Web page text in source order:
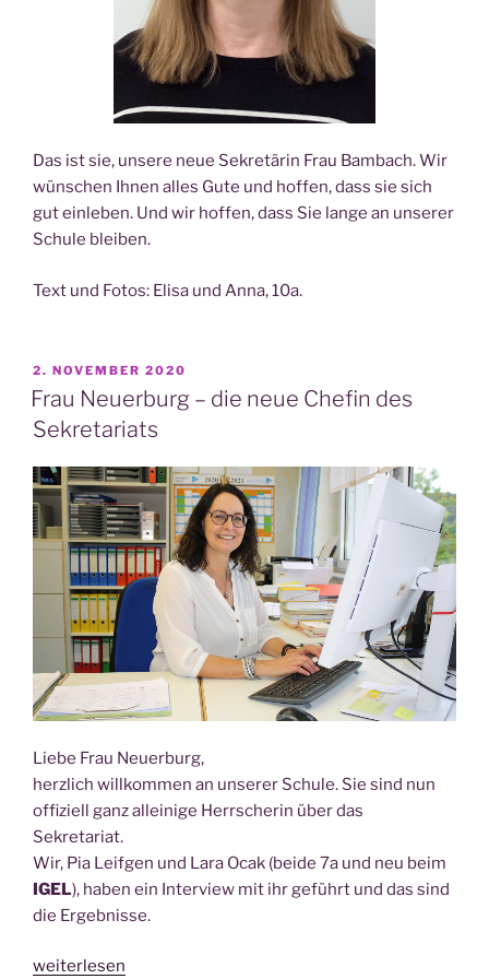
Das ist sie, unse­re neue Sekre­tä­rin Frau Bam­bach. Wir
wün­schen Ihnen alles Gute und hof­fen, dass sie sich
gut ein­le­ben. Und wir hof­fen, dass Sie lan­ge an unse­rer
Schu­le bleiben.
Text und Fotos: Eli­sa und Anna, 10a.
VERÖFFENTLICHT
AM
2. NOVEMBER 2020
Frau Neuerburg – die neue Chefin des
Sekretariats
Lie­be Frau Neuerburg,
herz­lich will­kom­men an unse­rer Schu­le. Sie sind nun
offi­zi­ell ganz allei­ni­ge Herr­sche­rin über das
Sekretariat.
Wir, Pia Leif­gen und Lara Ocak (bei­de 7a und neu beim
IGEL), haben ein Inter­view mit ihr geführt und das sind
die Ergeb­nis­se.
„Frau
weiterlesen